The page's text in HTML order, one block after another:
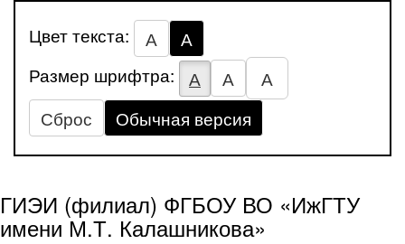
Цвет текста: А
А
Размер шрифтра:
А А
А
Сброс
Обычная версия
ГИЭИ (филиал) ФГБОУ ВО «ИжГТУ
имени М.Т. Калашникова»